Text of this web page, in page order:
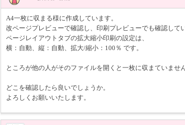
A4一枚に収まる様に作成しています。
改ページプレビューで確認し、印刷プレビューでも確認して
ページレイアウトタブの拡大縮小印刷の設定は、
横：自動、縦：自動、拡大/縮小：100％ です。
ところが他の人がそのファイルを開くと一枚に収まていません
どこを確認したら良いでしょうか。
よろしくお願いいたします。